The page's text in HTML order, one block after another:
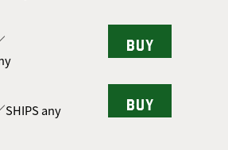
BUY
SHIPS any
BUY